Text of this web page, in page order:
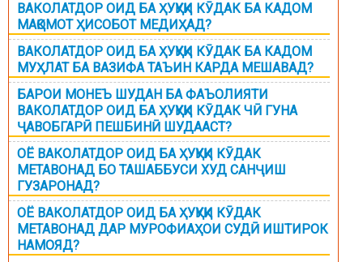
ВАКОЛАТДОР ОИД БА ҲУҚУҚИ КӮДАК БА КАДОМ
МАҚОМОТ ҲИСОБОТ МЕДИҲАД?
ВАКОЛАТДОР ОИД БА ҲУҚУҚИ КӮДАК БА КАДОМ
МУҲЛАТ БА ВАЗИФА ТАЪИН КАРДА МЕШАВАД?
БАРОИ МОНЕЪ ШУДАН БА ФАЪОЛИЯТИ
ВАКОЛАТДОР ОИД БА ҲУҚУҚИ КӮДАК ЧӢ ГУНА
ҶАВОБГАРӢ ПЕШБИНӢ ШУДААСТ?
ОЁ ВАКОЛАТДОР ОИД БА ҲУҚУҚИ КӮДАК
МЕТАВОНАД БО ТАШАББУСИ ХУД САНҶИШ
ГУЗАРОНАД?
ОЁ ВАКОЛАТДОР ОИД БА ҲУҚУҚИ КӮДАК
МЕТАВОНАД ДАР МУРОФИАҲОИ СУДӢ ИШТИРОК
НАМОЯД?